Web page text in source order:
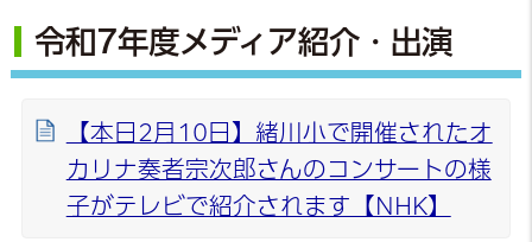
令和7年度メディア紹介・出演
【本日2月10日】緒川小で開催されたオ
カリナ奏者宗次郎さんのコンサートの様
子がテレビで紹介されます【NHK】